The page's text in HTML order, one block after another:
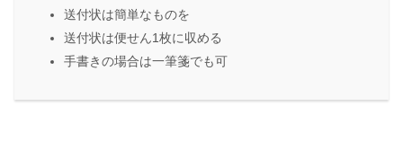
送付状は簡単なものを
送付状は便せん1枚に収める
手書きの場合は一筆箋でも可